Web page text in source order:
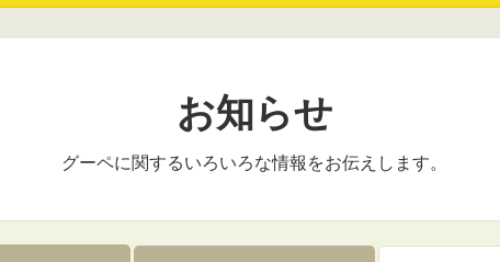
お知らせ
グーペに関するいろいろな情報をお伝えします。